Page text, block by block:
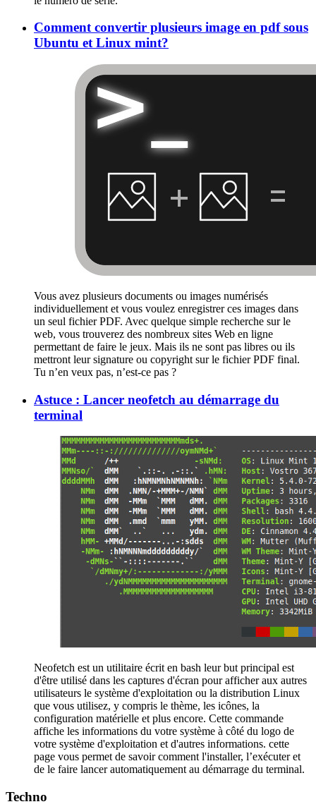
Comment convertir plusieurs image en pdf sous
Ubuntu et Linux mint?
Vous avez plusieurs documents ou images numérisés
individuellement et vous voulez enregistrer ces images dans
un seul fichier PDF. Avec quelque simple recherche sur le
web, vous trouverez des nombreux sites Web en ligne
permettant de faire le jeux. Mais ils ne sont pas libres ou ils
mettront leur signature ou copyright sur le fichier PDF final.
Tu n’en veux pas, n’est-ce pas ?
Astuce : Lancer neofetch au démarrage du
terminal
Neofetch est un utilitaire écrit en bash leur but principal est
d'être utilisé dans les captures d'écran pour afficher aux autres
utilisateurs le système d'exploitation ou la distribution Linux
que vous utilisez, y compris le thème, les icônes, la
configuration matérielle et plus encore. Cette commande
affiche les informations du votre système à côté du logo de
votre système d'exploitation et d'autres informations. cette
page vous permet de savoir comment l'installer, l’exécuter et
de le faire lancer automatiquement au démarrage du terminal.
Techno